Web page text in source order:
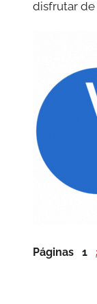
disfrutar de
Páginas 1